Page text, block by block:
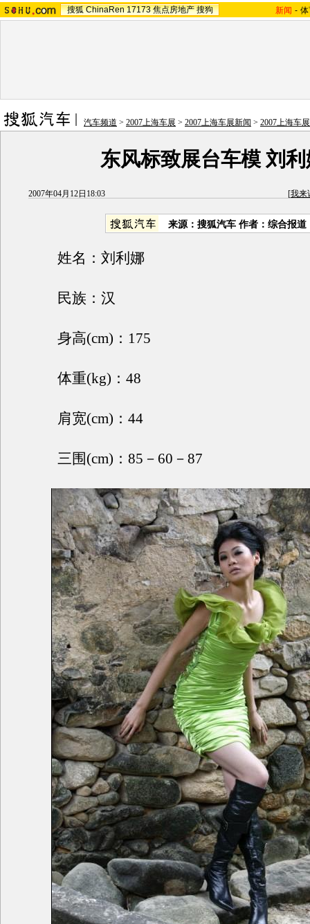
搜狐 ChinaRen 17173 焦点房地产 搜狗 新闻 -
汽车频道 > 2007上海车展 > 2007上海车展新闻 > 2007上海车
东风标致展台车模 刘利
2007年04月12日18:03 [我来
来源：搜狐汽车 作者：综合报道
姓名：刘利娜
民族：汉
身高(cm)：175
体重(kg)：48
肩宽(cm)：44
三围(cm)：85－60－87